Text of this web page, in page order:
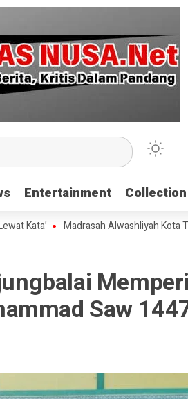
Entertainment Collection
Entertainment Collection
Madrasah Alwashliyah Kota
Saw